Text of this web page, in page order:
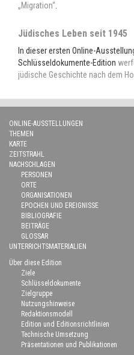
„Migration“
Jüdisches Leben seit 1945
In dieser ersten Online-
Schlüsseldokumente-Edition
jüdische Geschichte nach dem
ONLINE-AUSSTELLUNGEN
THEMEN
KARTE
ZEITSTRAHL
NACHSCHLAGEN
PERSONEN
ORTE
ORGANISATIONEN
EPOCHEN UND EREIGNISSE
BIBLIOGRAFIE
BEITRÄGE
GLOSSAR
UNTERRICHTSMATERIALIEN
Über diese Edition
Ziele
Schlüsseldokumente
Zielgruppe
Nutzungshinweise
Redaktionsmodell
Edition und Editionsrichtlinien
Technische Umsetzung
Präsentationen und Publikationen